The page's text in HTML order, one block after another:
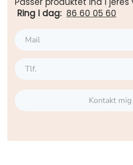
Ring i dag: 86 60 05 60
Kontakt mig